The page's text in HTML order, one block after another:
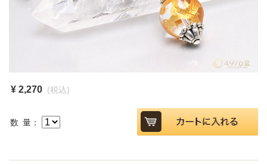
¥ 2,270 (税込)
数 量：